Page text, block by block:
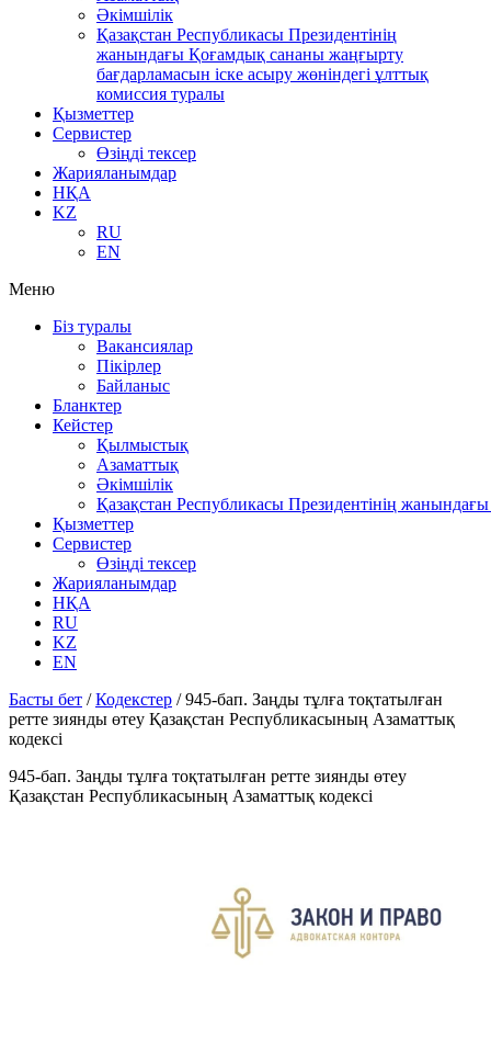
Әкімшілік
Қазақстан Республикасы Президентінің
жанындағы Қоғамдық сананы жаңғырту
бағдарламасын іске асыру жөніндегі ұлттық
комиссия туралы
Қызметтер
Сервистер
Өзіңді тексер
Жарияланымдар
НҚА
KZ
RU
EN
Меню
Біз туралы
Вакансиялар
Пікірлер
Байланыс
Бланктер
Кейстер
Қылмыстық
Азаматтық
Әкімшілік
Қазақстан Республикасы Президентінің
Қызметтер
Сервистер
Өзіңді тексер
Жарияланымдар
НҚА
RU
KZ
EN
Басты бет /Кодекстер /945-бап. Заңды тұлға тоқтатылған
ретте зиянды өтеу Қазақстан Республикасының Азаматтық
кодексi
945-бап. Заңды тұлға тоқтатылған ретте зиянды өтеу
Қазақстан Республикасының Азаматтық кодексi